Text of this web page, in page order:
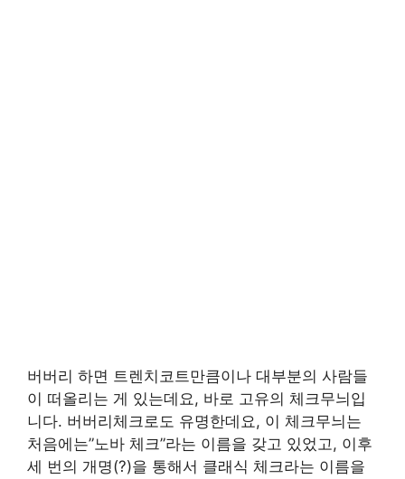
버버리 하면 트렌치코트만큼이나 대부분의 사람들
이 떠올리는 게 있는데요, 바로 고유의 체크무늬입
니다. 버버리체크로도 유명한데요, 이 체크무늬는
처음에는”노바 체크”라는 이름을 갖고 있었고, 이후
세 번의 개명(?)을 통해서 클래식 체크라는 이름을